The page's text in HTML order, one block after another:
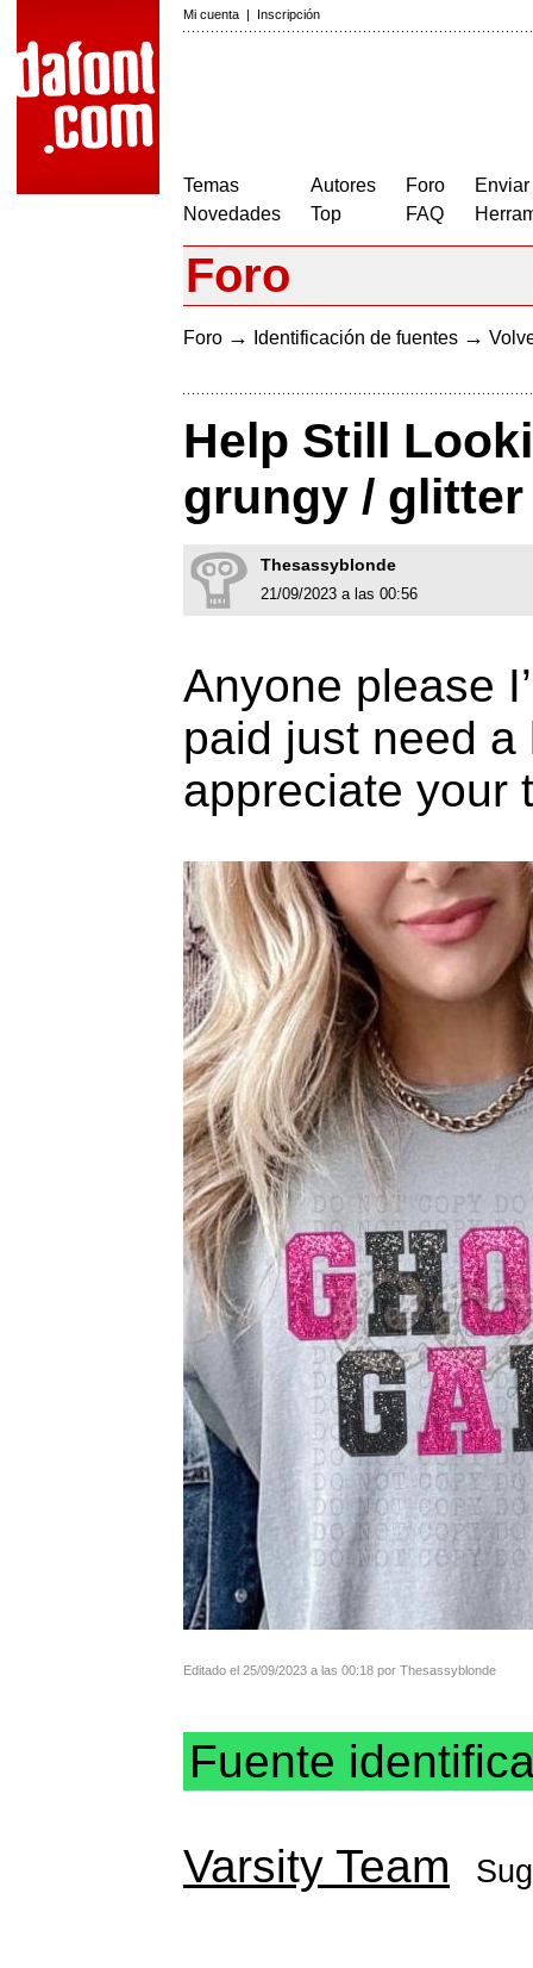
Mi cuenta | Inscripción
Temas
Novedades
Autores
Top
Foro
FAQ
Foro
Foro → Identificación de fuentes →
Help Still
grungy /
Thesassyblonde
21/09/2023 a las 00:56
Anyone please
paid just need
appreciate your
Editado el 25/09/2023 a las 00:18 por Thesassyblonde
Fuente
Varsity Team